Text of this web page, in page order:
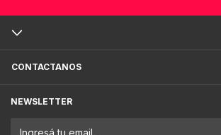
CONTACTANOS
NEWSLETTER